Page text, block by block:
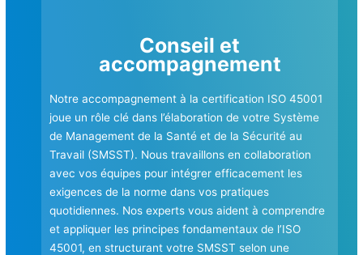
Conseil et
accompagnement
Notre accompagnement à la certification ISO 45001
joue un rôle clé dans l’élaboration de votre Système
de Management de la Santé et de la Sécurité au
Travail (SMSST). Nous travaillons en collaboration
avec vos équipes pour intégrer efficacement les
exigences de la norme dans vos pratiques
quotidiennes. Nos experts vous aident à comprendre
et appliquer les principes fondamentaux de l’ISO
45001, en structurant votre SMSST selon une